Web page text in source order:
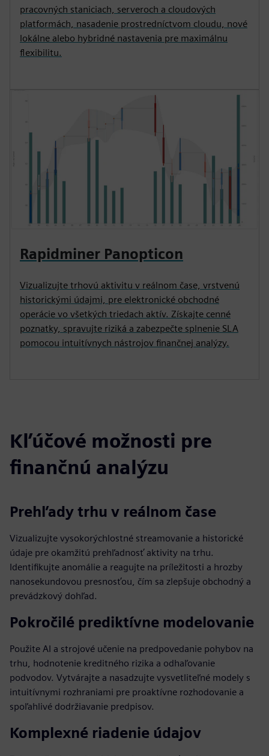
pracovných staniciach, serveroch a cloudových
platformách, nasadenie prostredníctvom cloudu, nové
lokálne alebo hybridné nastavenia pre maximálnu
flexibilitu.
Rapidminer Panopticon
Vizualizujte trhovú aktivitu v reálnom čase, vrstvenú
historickými údajmi, pre elektronické obchodné
operácie vo všetkých triedach aktív. Získajte cenné
poznatky, spravujte riziká a zabezpečte splnenie SLA
pomocou intuitívnych nástrojov finančnej analýzy.
Kľúčové možnosti pre
finančnú analýzu
Prehľady trhu v reálnom čase
Vizualizujte vysokorýchlostné streamovanie a historické
údaje pre okamžitú prehľadnosť aktivity na trhu.
Identifikujte anomálie a reagujte na príležitosti a hrozby
nanosekundovou presnosťou, čím sa zlepšuje obchodný a
prevádzkový dohľad.
Pokročilé prediktívne modelovanie
Použite AI a strojové učenie na predpovedanie pohybov na
trhu, hodnotenie kreditného rizika a odhaľovanie
podvodov. Vytvárajte a nasadzujte vysvetliteľné modely s
intuitívnymi rozhraniami pre proaktívne rozhodovanie a
spoľahlivé dodržiavanie predpisov.
Komplexné riadenie údajov